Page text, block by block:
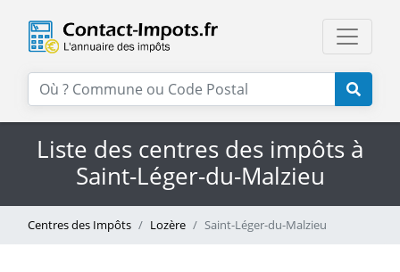
Liste des centres des impôts à
Saint-Léger-du-Malzieu
Centres des Impôts Lozère Saint-Léger-du-Malzieu